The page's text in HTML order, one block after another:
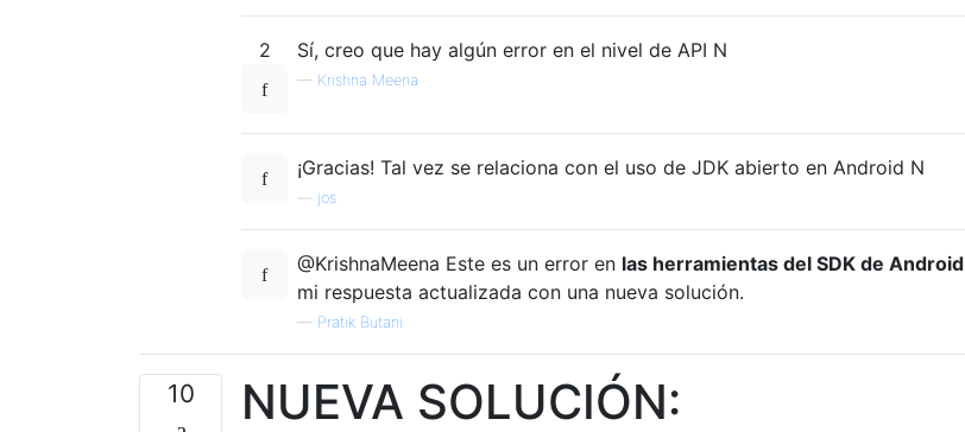
2 Sí, creo que hay algún error en el nivel de API N
— Krishna Meena
¡Gracias! Tal vez se relaciona con el uso de JDK abierto en Android N
jos
@KrishnaMeena Este es un error en las herramientas del SDK de Android
mi respuesta actualizada con una nueva solución.
— Pratik Butani
10 NUEVA SOLUCIÓN: